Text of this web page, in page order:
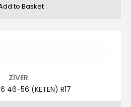
48-58-6 R2
ZİVER